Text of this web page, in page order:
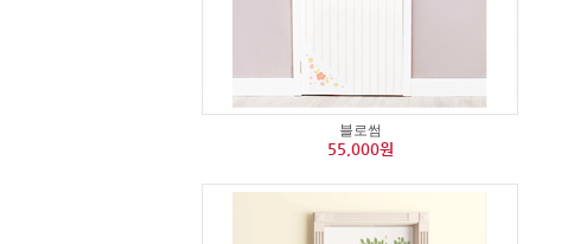
블로썸
55,000원